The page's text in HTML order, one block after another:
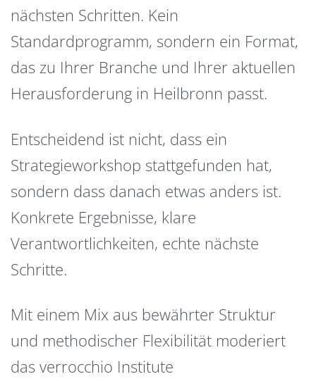
nächsten Schritten. Kein
Standardprogramm, sondern ein Format,
das zu Ihrer Branche und Ihrer aktuellen
Herausforderung in Heilbronn passt.
Entscheidend ist nicht, dass ein
Strategieworkshop stattgefunden hat,
sondern dass danach etwas anders ist.
Konkrete Ergebnisse, klare
Verantwortlichkeiten, echte nächste
Schritte.
Mit einem Mix aus bewährter Struktur
und methodischer Flexibilität moderiert
das verrocchio Institute